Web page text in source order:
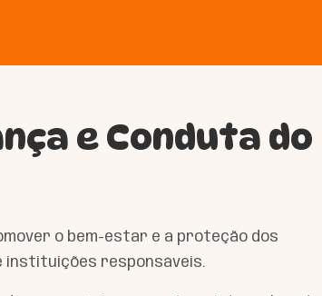
e Conduta do
o bem-estar e a proteção dos
instituições responsáveis.